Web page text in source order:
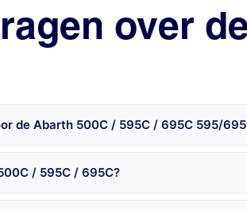
over
de Abarth 500C / 595C / 695C 595/
/ 595C / 695C?